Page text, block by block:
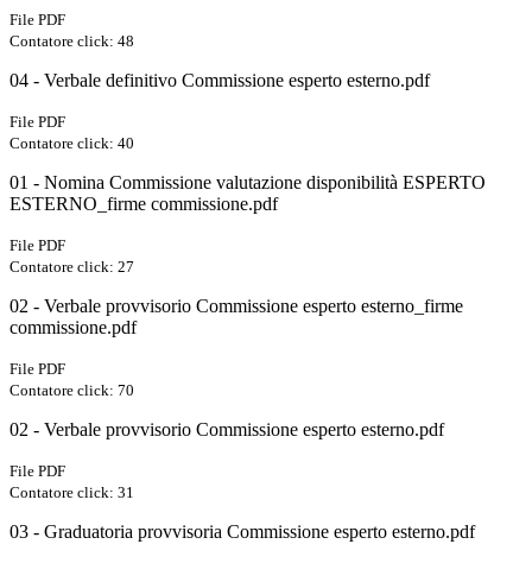
File PDF
Contatore click: 48
04 - Verbale definitivo Commissione esperto esterno.pdf
File PDF
Contatore click: 40
01 - Nomina Commissione valutazione disponibilità ESPERTO
ESTERNO_firme commissione.pdf
File PDF
Contatore click: 27
02 - Verbale provvisorio Commissione esperto esterno_firme
commissione.pdf
File PDF
Contatore click: 70
02 - Verbale provvisorio Commissione esperto esterno.pdf
File PDF
Contatore click: 31
03 - Graduatoria provvisoria Commissione esperto esterno.pdf